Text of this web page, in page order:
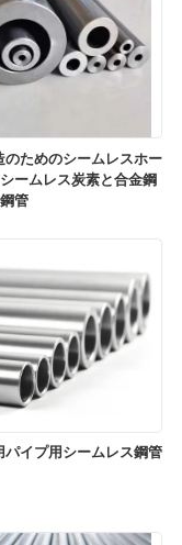
のためのシームレスホー
ームレス炭素と合金鋼
管
パイプ用シームレス鋼管